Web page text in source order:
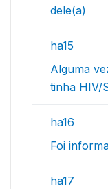
dele(a)
ha15
Alguma
tinha HIV/
ha16
Foi
ha17